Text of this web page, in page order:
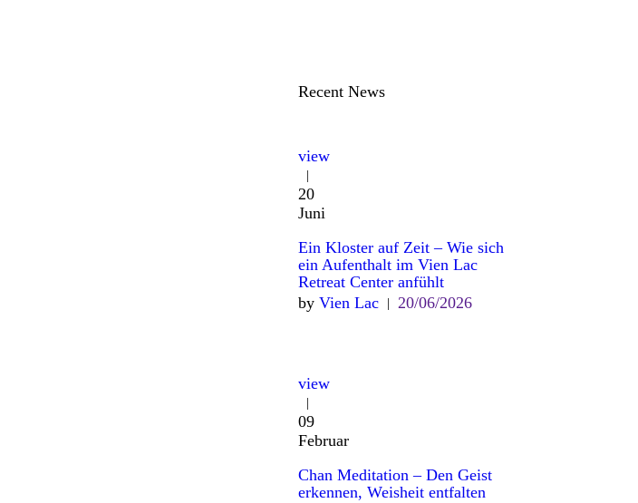
Recent News
view
20
Juni
Ein Kloster auf Zeit – Wie sich
ein Aufenthalt im Vien Lac
Retreat Center anfühlt
by Vien Lac 20/06/2026
view
09
Februar
Chan Meditation – Den Geist
erkennen, Weisheit entfalten